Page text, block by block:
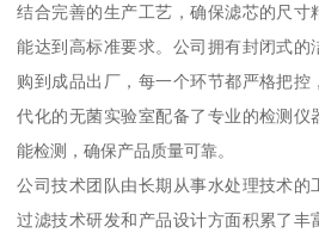
结合完善的生产工艺，确保滤芯的尺寸
能达到高标准要求。公司拥有封闭式的
购到成品出厂，每一个环节都严格把控
代化的无菌实验室配备了专业的检测仪
能检测，确保产品质量可靠。
公司技术团队由长期从事水处理技术的
过滤技术研发和产品设计方面积累了丰